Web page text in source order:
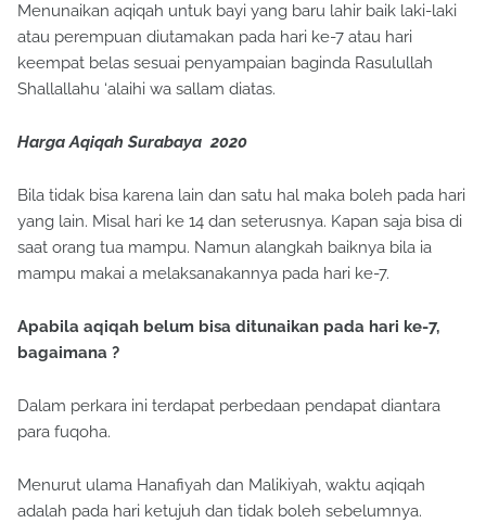
Menunaikan aqiqah untuk bayi yang baru lahir baik laki-laki
atau perempuan diutamakan pada hari ke-7 atau hari
keempat belas sesuai penyampaian baginda Rasulullah
Shallallahu ‘alaihi wa sallam diatas.
Harga Aqiqah Surabaya 2020
Bila tidak bisa karena lain dan satu hal maka boleh pada hari
yang lain. Misal hari ke 14 dan seterusnya. Kapan saja bisa di
saat orang tua mampu. Namun alangkah baiknya bila ia
mampu makai a melaksanakannya pada hari ke-7.
Apabila aqiqah belum bisa ditunaikan pada hari ke-7,
bagaimana ?
Dalam perkara ini terdapat perbedaan pendapat diantara
para fuqoha.
Menurut ulama Hanafiyah dan Malikiyah, waktu aqiqah
adalah pada hari ketujuh dan tidak boleh sebelumnya.